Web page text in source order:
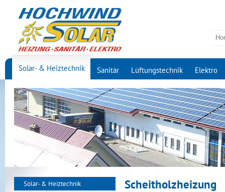
Solar- & Heiztechnik Sanitär Lüftungstechnik Elektro
Solar- & Heiztechnik
Scheitholzheizung